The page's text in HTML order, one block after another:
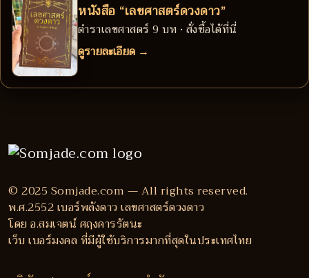
หนังสือ “เลขศาสตร์ดวงดาว”
ตำราเลขศาสตร์ 9 บท • สั่งซื้อได้ที่นี่
ดูรายละเอียด →
© 2025 Somjade.com — All rights reserved.
พ.ศ.2552 เบอร์พลังดาว เลขศาสตร์ดวงดาว
โดย อ.สมเจตน์ ศฤงคารรัตนะ
เว็บ เบอร์มงคล ที่มีผู้ใช้บริการมากที่สุดในประเทศไทย